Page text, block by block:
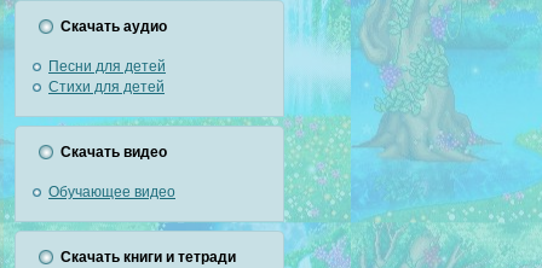
Скачать аудио
Песни для детей
Стихи для детей
Скачать видео
Обучающее видео
Скачать книги и тетради